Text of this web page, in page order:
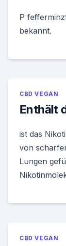
P
bekannt.
CBD VEGAN
Enthält
ist das
von
Lungen
CBD VEGAN